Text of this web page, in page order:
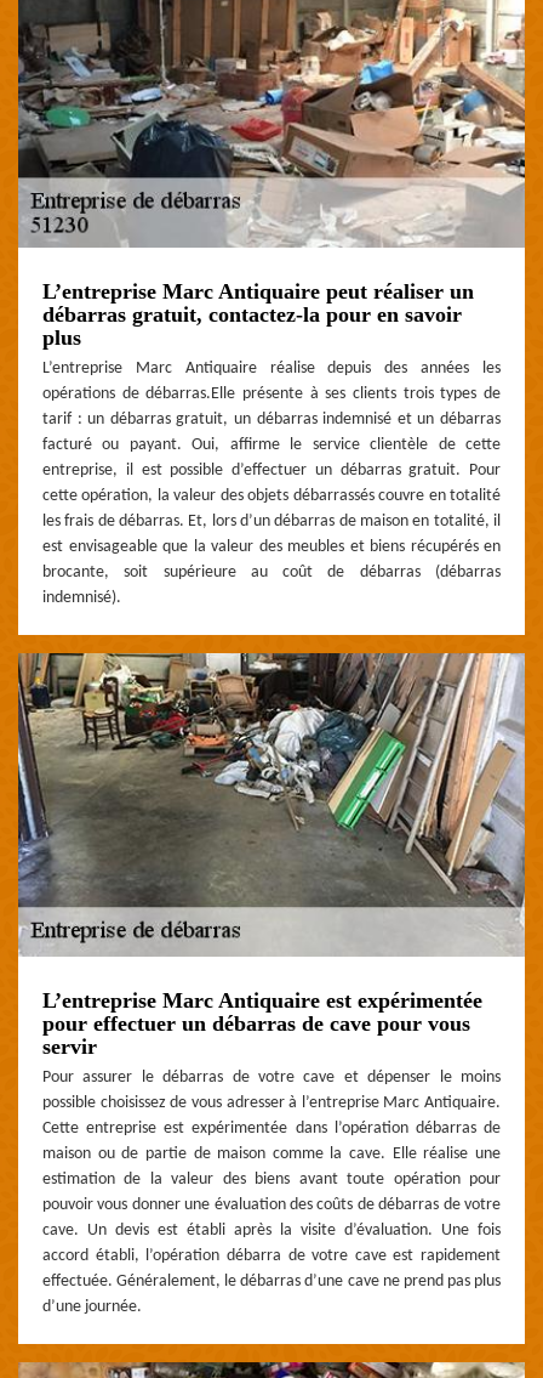
L’entreprise Marc Antiquaire peut réaliser un
débarras gratuit, contactez-la pour en savoir
plus
L’entreprise Marc Antiquaire réalise depuis des années les
opérations de débarras.Elle présente à ses clients trois types de
tarif : un débarras gratuit, un débarras indemnisé et un débarras
facturé ou payant. Oui, affirme le service clientèle de cette
entreprise, il est possible d’effectuer un débarras gratuit. Pour
cette opération, la valeur des objets débarrassés couvre en totalité
les frais de débarras. Et, lors d’un débarras de maison en totalité, il
est envisageable que la valeur des meubles et biens récupérés en
brocante, soit supérieure au coût de débarras (débarras
indemnisé).
L’entreprise Marc Antiquaire est expérimentée
pour effectuer un débarras de cave pour vous
servir
Pour assurer le débarras de votre cave et dépenser le moins
possible choisissez de vous adresser à l’entreprise Marc Antiquaire.
Cette entreprise est expérimentée dans l’opération débarras de
maison ou de partie de maison comme la cave. Elle réalise une
estimation de la valeur des biens avant toute opération pour
pouvoir vous donner une évaluation des coûts de débarras de votre
cave. Un devis est établi après la visite d’évaluation. Une fois
accord établi, l’opération débarra de votre cave est rapidement
effectuée. Généralement, le débarras d’une cave ne prend pas plus
d’une journée.